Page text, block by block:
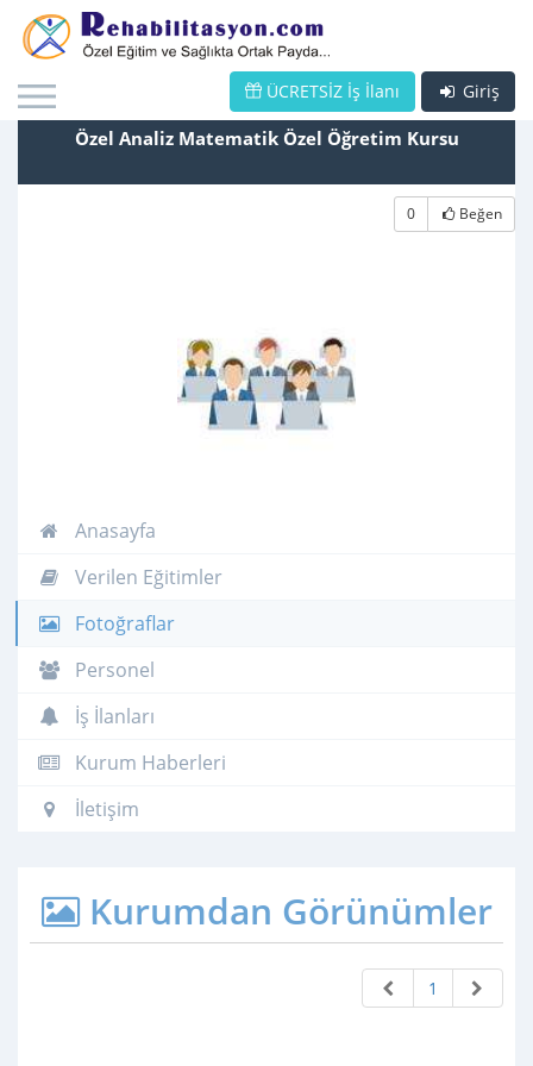
Giriş
ÜCRETSİZ İş İlanı
Özel Analiz Matematik Özel Öğretim Kursu
0 Beğen
Anasayfa
Verilen Eğitimler
Fotoğraflar
Personel
İş İlanları
Kurum Haberleri
İletişim
Kurumdan Görünümler
1